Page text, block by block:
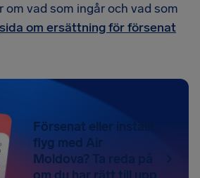
om vad som ingår och vad som
sida om ersättning för försenat
Försenat eller inställt
flyg med Air
Moldova? Ta reda på
om du har rätt till upp